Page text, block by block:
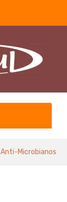
Anti-Microbianos